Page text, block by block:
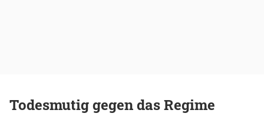
Todesmutig gegen das Regime